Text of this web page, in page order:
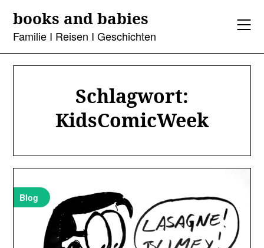
content
books and babies
Familie I Reisen I Geschichten
Schlagwort:
KidsComicWeek
Blog